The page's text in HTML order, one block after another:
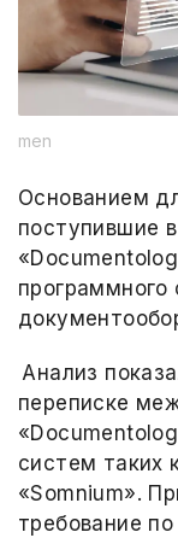
men
Основанием
поступившие
программного
Анализ
переписке
систем таких
«Somnium».
требование